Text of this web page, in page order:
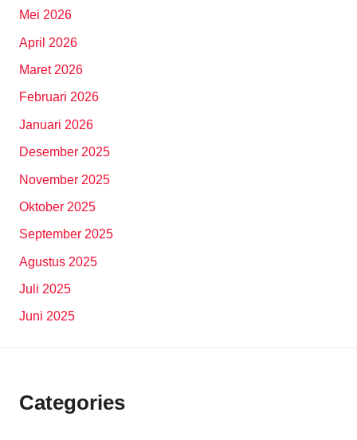
Mei 2026
April 2026
Maret 2026
Februari 2026
Januari 2026
Desember 2025
November 2025
Oktober 2025
September 2025
Agustus 2025
Juli 2025
Juni 2025
Categories